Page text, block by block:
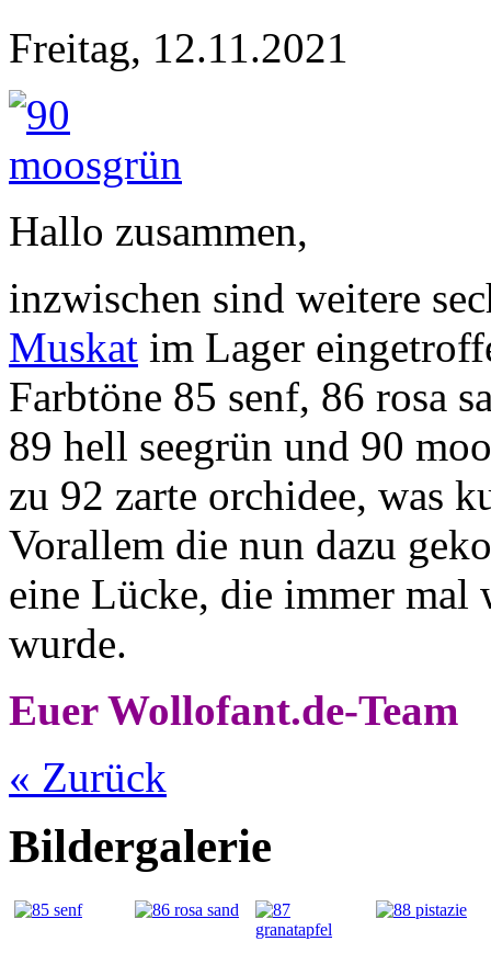
Freitag, 12.11.2021
Hallo zusammen,
inzwischen sind weitere
Muskat im Lager
Farbtöne 85 senf, 86 rosa
89 hell seegrün und 90
zu 92 zarte orchidee, was
Vorallem die nun dazu
eine Lücke, die immer mal
wurde.
Euer Wollofant.de-Team
« Zurück
Bildergalerie